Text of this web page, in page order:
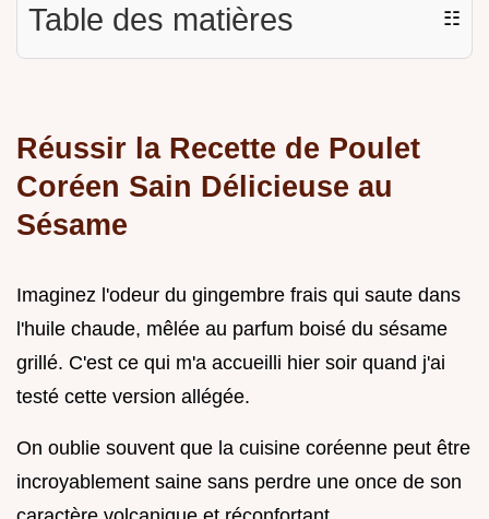
Table des matières ☷
Réussir la Recette de Poulet
Coréen Sain Délicieuse au
Sésame
Imaginez l'odeur du gingembre frais qui saute dans
l'huile chaude, mêlée au parfum boisé du sésame
grillé. C'est ce qui m'a accueilli hier soir quand j'ai
testé cette version allégée.
On oublie souvent que la cuisine coréenne peut être
incroyablement saine sans perdre une once de son